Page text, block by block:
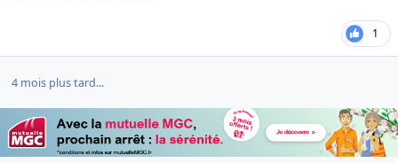
1
4 mois plus tard...